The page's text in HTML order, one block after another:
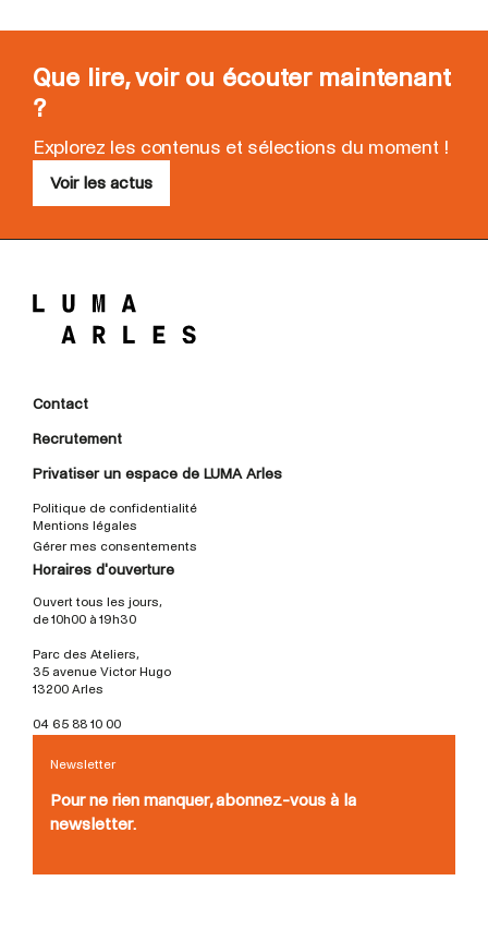
Que lire, voir ou écouter maintenant
?
Explorez les contenus et sélections du moment !
Voir les actus
Contact
Recrutement
Privatiser un espace de LUMA Arles
Politique de confidentialité
Mentions légales
Gérer mes consentements
Horaires d'ouverture
Ouvert tous les jours,
de 10h00 à 19h30
Parc des Ateliers,
35 avenue Victor Hugo
13200 Arles
04 65 88 10 00
Newsletter
Pour ne rien manquer, abonnez-vous à la
newsletter.